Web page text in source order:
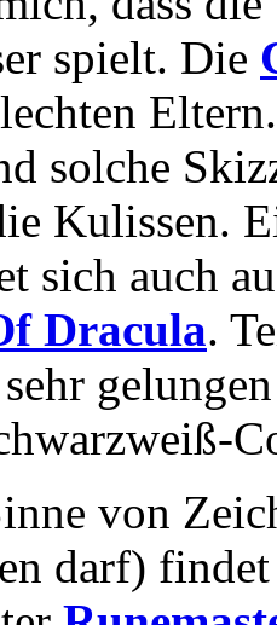
spielt. Die
Eltern.
solche
Kulissen.
sich auch
Dracula.
von
darf)